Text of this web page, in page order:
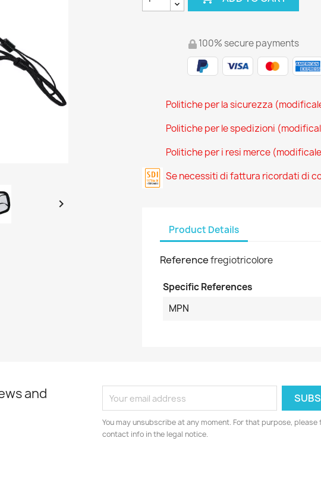

100% secure payments
Politiche per la sicurezza
Politiche per le spedizioni
Politiche per i resi merce
Se necessiti di fattura ricordati di
Product Details
Referencefregiotricolore
Specific References
MPN
and
You may unsubscribe at any moment. For that purpose, please
contact info in the legal notice.